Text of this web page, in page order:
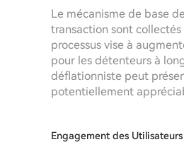
Le mécanisme de base
transaction sont
processus vise à
pour les détenteurs à
déflationniste peut
potentiellement
Engagement des